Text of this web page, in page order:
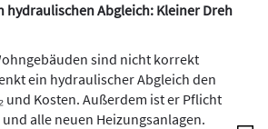
hydraulischen Abgleich: Kleiner Dreh
sind nicht korrekt
ein hydraulischer Abgleich den
und Kosten. Außerdem ist er Pflicht
alle neuen Heizungsanlagen.